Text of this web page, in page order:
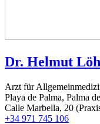
Dr. Helmut
Arzt für
Playa de Palma, Palma
Calle Marbella, 20
+34 971 745 106